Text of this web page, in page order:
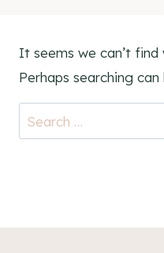
It seems we can’t find
Perhaps searching can
Search
for: